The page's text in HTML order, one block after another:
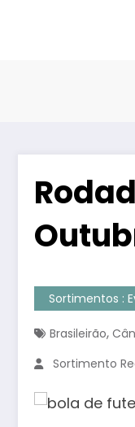
Sortimentos :
Brasileirão,
Sortimento